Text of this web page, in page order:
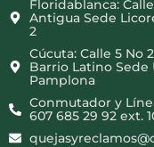
Floridablanca:
Antigua Sede
2
Cúcuta: Calle 5 No
Barrio Latino
Pamplona
Conmutador y
607 685 29 92 ext.